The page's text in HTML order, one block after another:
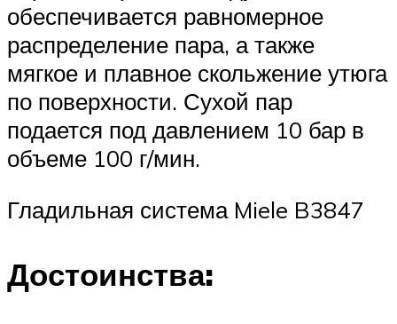
обеспечивается равномерное
распределение пара, а также
мягкое и плавное скольжение утюга
по поверхности. Сухой пар
подается под давлением 10 бар в
объеме 100 г/мин.
Гладильная система Miele B3847
Достоинства: